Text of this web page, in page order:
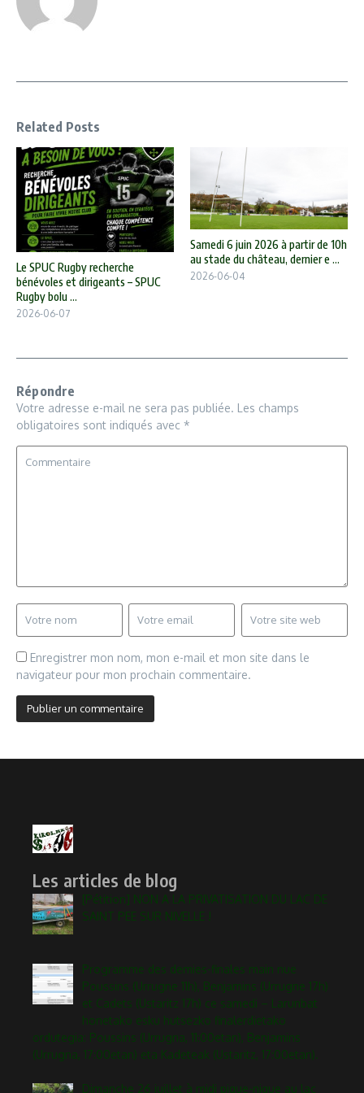
Related Posts
Le SPUC Rugby recherche
bénévoles et dirigeants – SPUC
Rugby bolu ...
2026-06-07
Samedi 6 juin 2026 à partir de 10h
au stade du château, dernier e ...
2026-06-04
Répondre
Votre adresse e-mail ne sera pas publiée. Les champs
obligatoires sont indiqués avec *
Enregistrer mon nom, mon e-mail et mon site dans le
navigateur pour mon prochain commentaire.
Les articles de blog
[Pétition] NON A LA PRIVATISATION DU LAC DE
SAINT PEE SUR NIVELLE !
Programme des demies-finales main nue
Poussins (Urrugne 11h), Benjamins (Urrugne 17h)
et Cadets (Ustaritz 17h) ce samedi – Larunbat
honetako esku hutsezko finalerdietako
ordutegia: Poussins (Urrugna, 11:00etan), Benjamins
(Urrugna, 17:00etan) eta Kadeteak (Ustaritz, 17:00etan).
Dimanche 26 juillet à midi pique-nique au lac